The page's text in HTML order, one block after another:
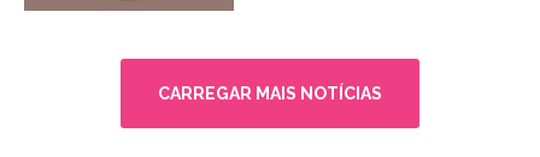
CARREGAR MAIS NOTÍCIAS